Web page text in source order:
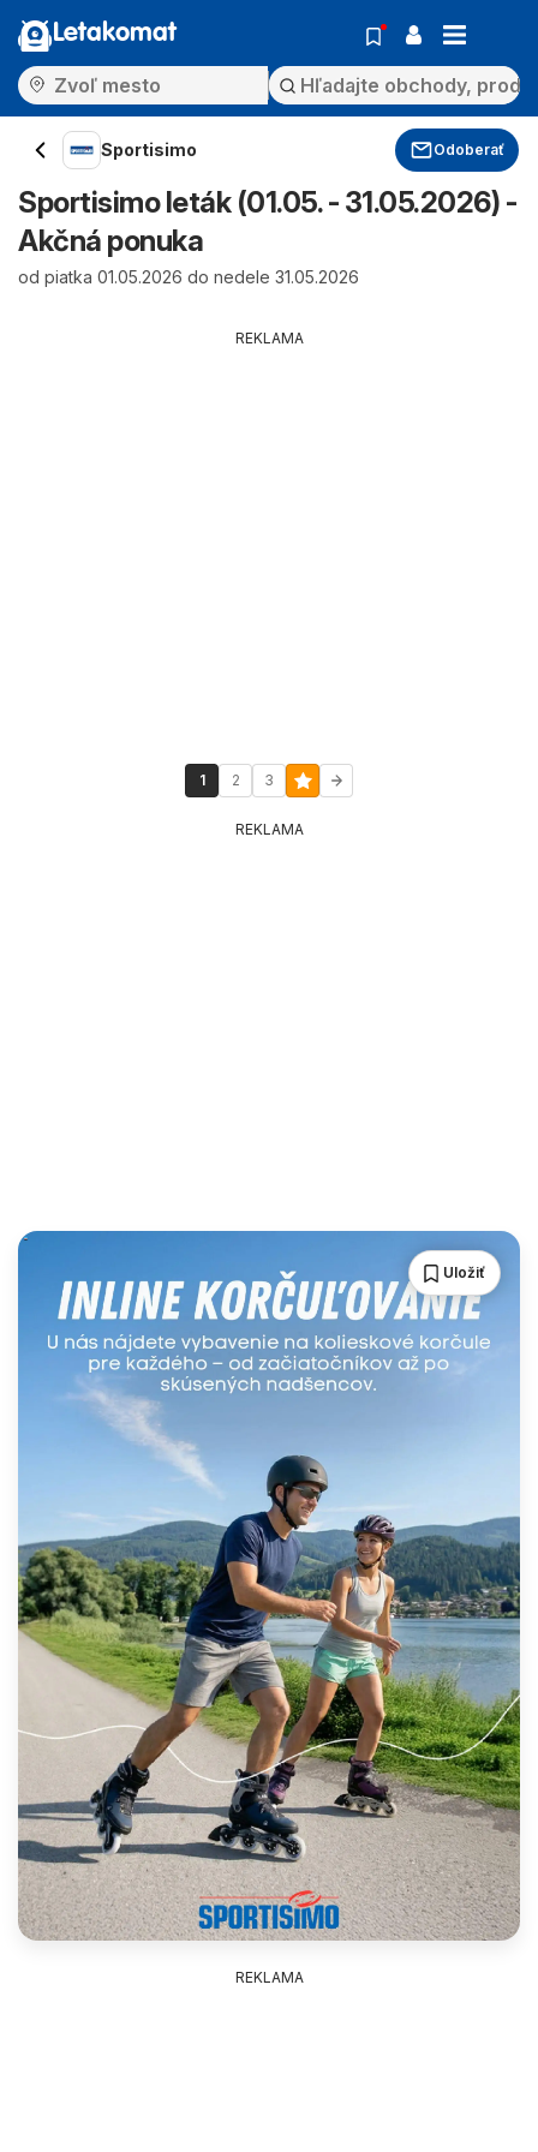
Letakomat
Sportisimo Odoberať
Sportisimo leták (01.05. - 31.05.2026) -
Akčná ponuka
od piatka 01.05.2026 do nedele 31.05.2026
REKLAMA
1 2 3
REKLAMA
Uložiť
REKLAMA